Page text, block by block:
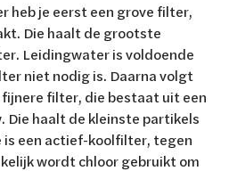
heb je eerst een grove filter,
Die haalt de grootste
Leidingwater is voldoende
niet nodig is. Daarna volgt
filter, die bestaat uit een
Die haalt de kleinste partikels
een actief-koolfilter, tegen
wordt chloor gebruikt om